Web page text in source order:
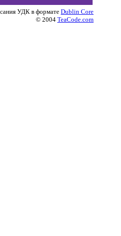
УДК в форматеDublin Core
© 2004 TeaCode.com